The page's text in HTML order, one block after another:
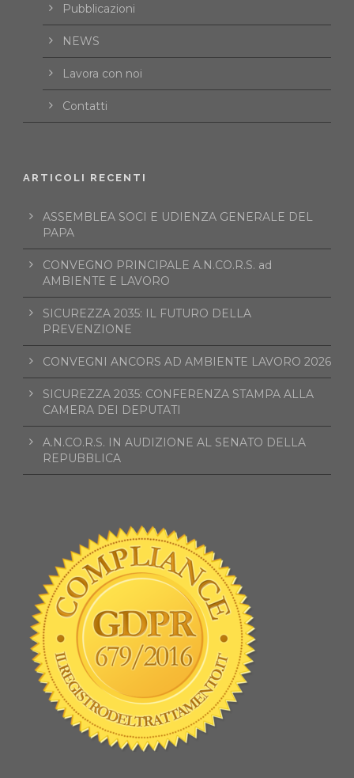
Pubblicazioni
NEWS
Lavora con noi
Contatti
ARTICOLI RECENTI
ASSEMBLEA SOCI E UDIENZA GENERALE DEL
PAPA
CONVEGNO PRINCIPALE A.N.CO.R.S. ad
AMBIENTE E LAVORO
SICUREZZA 2035: IL FUTURO DELLA
PREVENZIONE
CONVEGNI ANCORS AD AMBIENTE LAVORO 2026
SICUREZZA 2035: CONFERENZA STAMPA ALLA
CAMERA DEI DEPUTATI
A.N.CO.R.S. IN AUDIZIONE AL SENATO DELLA
REPUBBLICA